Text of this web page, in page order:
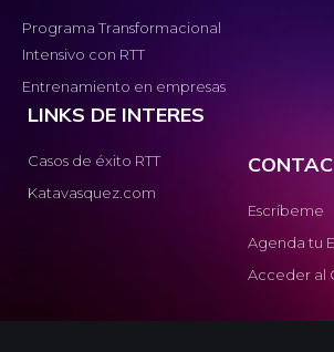
Programa Transformacional
Intensivo con RTT
Entrenamiento en empresas
LINKS DE INTERES
Casos de éxito RTT
Katavasquez.com
Escríbeme
Agenda tu
Acceder al